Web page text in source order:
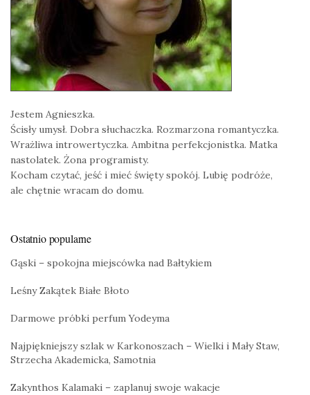
Jestem Agnieszka.
Ścisły umysł. Dobra słuchaczka. Rozmarzona romantyczka.
Wrażliwa introwertyczka. Ambitna perfekcjonistka. Matka
nastolatek. Żona programisty.
Kocham czytać, jeść i mieć święty spokój. Lubię podróże,
ale chętnie wracam do domu.
Ostatnio popularne
Gąski – spokojna miejscówka nad Bałtykiem
Leśny Zakątek Białe Błoto
Darmowe próbki perfum Yodeyma
Najpiękniejszy szlak w Karkonoszach – Wielki i Mały Staw,
Strzecha Akademicka, Samotnia
Zakynthos Kalamaki – zaplanuj swoje wakacje